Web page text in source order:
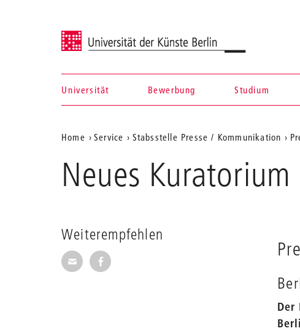
Universität der Künste Berlin
Navigation &
Suche
Universität Bewerbung Studium
Aktuelle
Position
auf
Home Service Stabsstelle Presse / Kommunikation
Neues
Weiterempfehlen
Seite per E-Mail weiterempfehlen
Seite auf Facebook weiterempfehlen
Der